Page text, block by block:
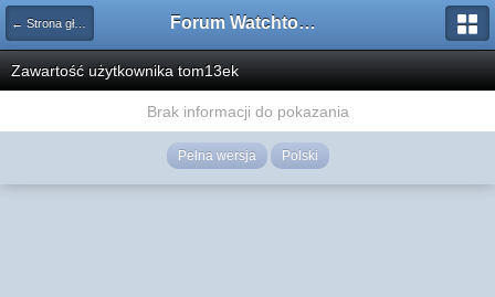
← Strona główna Forum Watchtower
Zawartość użytkownika tom13ek
Brak informacji do pokazania
Pełna wersja Polski